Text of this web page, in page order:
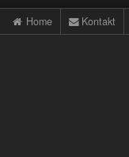
Home Kontakt